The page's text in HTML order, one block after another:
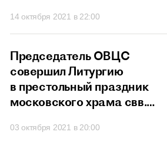
Божией
14 октября 2021 в 22:00
Председатель ОВЦС
совершил Литургию
в престольный праздник
московского храма свв.
и Феодора
03 октября 2021 в 20:00